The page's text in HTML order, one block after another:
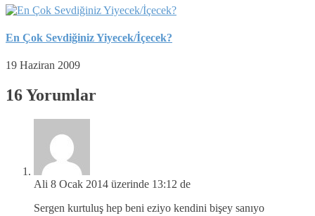
En Çok Sevdiğiniz Yiyecek/İçecek?
19 Haziran 2009
16 Yorumlar
Ali 8 Ocak 2014 üzerinde 13:12 de
Sergen kurtuluş hep beni eziyo kendini bişey sanıyo